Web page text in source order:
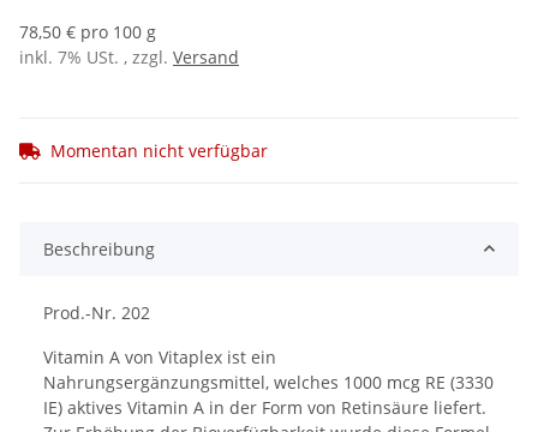
78,50 € pro 100 g
inkl. 7% USt. , zzgl. Versand
Momentan nicht verfügbar
Beschreibung
Prod.-Nr. 202
Vitamin A von Vitaplex ist ein
Nahrungsergänzungsmittel, welches 1000 mcg RE (3330
IE) aktives Vitamin A in der Form von Retinsäure liefert.